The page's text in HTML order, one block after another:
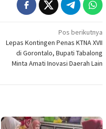
Pos berikutnya
Lepas Kontingen Penas KTNA XVII
di Gorontalo, Bupati Tabalong
Minta Amati Inovasi Daerah Lain